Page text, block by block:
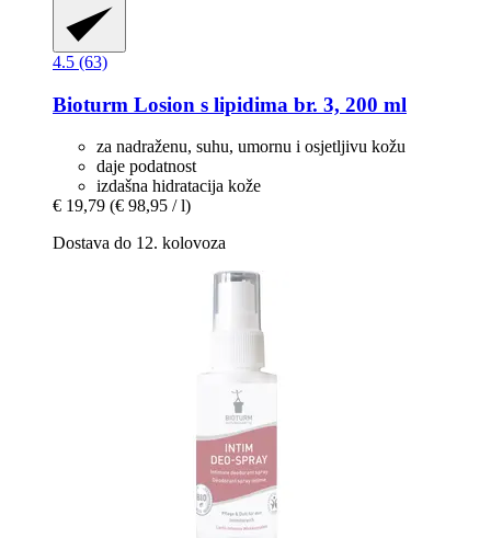
4.5 (63)
Bioturm Losion s lipidima br. 3, 200 ml
za nadraženu, suhu, umornu i osjetljivu kožu
daje podatnost
izdašna hidratacija kože
€ 19,79 (€ 98,95 / l)
Dostava do 12. kolovoza